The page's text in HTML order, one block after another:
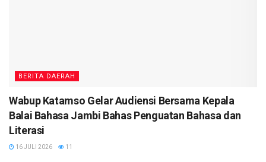
BERITA DAERAH
Wabup Katamso Gelar Audiensi Bersama Kepala
Balai Bahasa Jambi Bahas Penguatan Bahasa dan
Literasi
16 JULI 2026 11